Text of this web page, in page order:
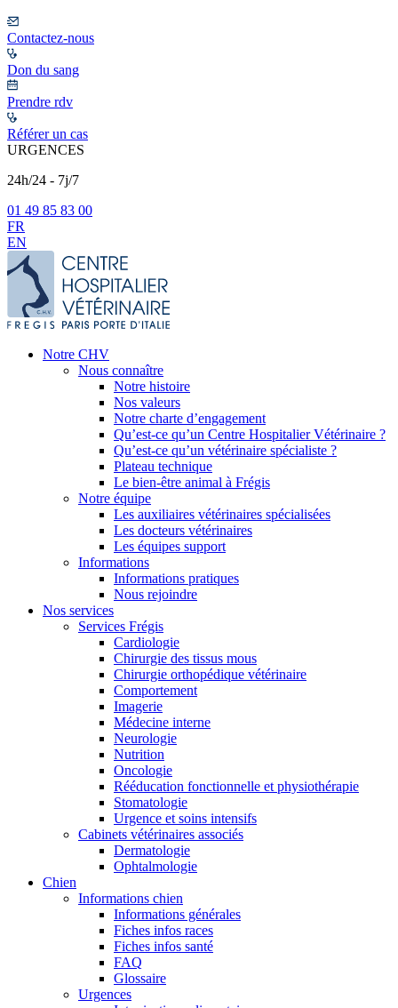
Contactez-nous
Don du sang
Prendre rdv
Référer un cas
URGENCES
24h/24 - 7j/7
01 49 85 83 00
FR
EN
Notre CHV
Nous connaître
Notre histoire
Nos valeurs
Notre charte d’engagement
Qu’est-ce qu’un Centre Hospitalier Vétérinaire ?
Qu’est-ce qu’un vétérinaire spécialiste ?
Plateau technique
Le bien-être animal à Frégis
Notre équipe
Les auxiliaires vétérinaires spécialisées
Les docteurs vétérinaires
Les équipes support
Informations
Informations pratiques
Nous rejoindre
Nos services
Services Frégis
Cardiologie
Chirurgie des tissus mous
Chirurgie orthopédique vétérinaire
Comportement
Imagerie
Médecine interne
Neurologie
Nutrition
Oncologie
Rééducation fonctionnelle et physiothérapie
Stomatologie
Urgence et soins intensifs
Cabinets vétérinaires associés
Dermatologie
Ophtalmologie
Chien
Informations chien
Informations générales
Fiches infos races
Fiches infos santé
FAQ
Glossaire
Urgences